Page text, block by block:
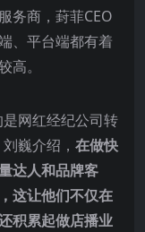
务商，葑菲CEO
、平台端都有着
。
网红经纪公司转
巍介绍， 在做快
达人和品牌客
这让他们不仅在
积累起做店播业